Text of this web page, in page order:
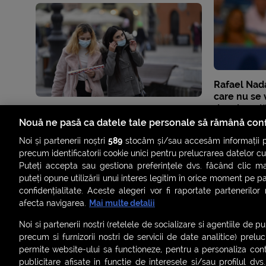
Rafael
care nu se
dau
Nouă ne pasă ca datele tale personale să rămână
Noi și partenerii noștri589 stocăm și/sau accesăm informații
precum identificatorii cookie unici pentru prelucrarea datelor
Puteți accepta sau gestiona preferințele dvs. făcând clic
puteți opune utilizării unui interes legitim în orice moment pe
confidențialitate. Aceste alegeri vor fi raportate
afecta navigarea. Mai multe detalii
Noi si partenerii nostri (retelele de socializare si agentiile de
precum si furnizorii nostri de servicii de date analitice)
permite website-ului sa functioneze, pentru a personaliza
publicitare afisate in functie de interesele si/sau profilul